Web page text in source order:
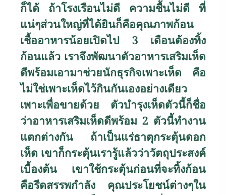
ก็ได้ ถ้าโรงเรือนไม่ดี ความชื้นไม่ดี ที่
แน่ๆส่วนใหญ่ที่ได้ยินก็คือคุณภาพก้อน
เชื้ออาหารน้อยเปิดไป 3 เดือนต้องทิ้ง
ก้อนแล้ว เราจึงพัฒนาตัวอาหารเสริมเห็ด
ดีพร้อมเอามาช่วยนักธุรกิจเพาะเห็ด คือ
ไม่ใช่เพาะเห็ดไว้กินกันเองอย่างเดียว
เพาะเพื่อขายด้วย ตัวบำรุงเห็ดตัวนี้ก็ชื่อ
ว่าอาหารเสริมเห็ดดีพร้อม 2 ตัวนี้ทำงาน
แตกต่างกัน ถ้าเป็นแร่ธาตุกระตุ้นดอก
เห็ด เขาก็กระตุ้นเรารู้แล้วว่าวัตถุประสงค์
เบื้องต้น เขาใช้กระตุ้นก่อนที่จะทิ้งก้อน
คือรีดสรรพกำลัง คุณประโยชน์ต่างๆใน